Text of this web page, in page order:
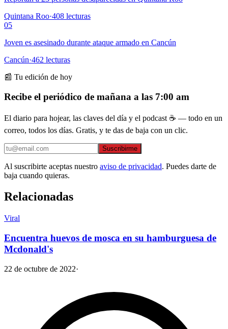
Quintana Roo·408 lecturas
05
Joven es asesinado durante ataque armado en Cancún
Cancún·462 lecturas
📰 Tu edición de hoy
Recibe el periódico de mañana a las 7:00 am
El diario para hojear, las claves del día y el podcast ☕ — todo en un
correo, todos los días. Gratis, y te das de baja con un clic.
Suscribirme
Al suscribirte aceptas nuestro aviso de privacidad. Puedes darte de
baja cuando quieras.
Relacionadas
Viral
Encuentra huevos de mosca en su hamburguesa de
Mcdonald's
22 de octubre de 2022·